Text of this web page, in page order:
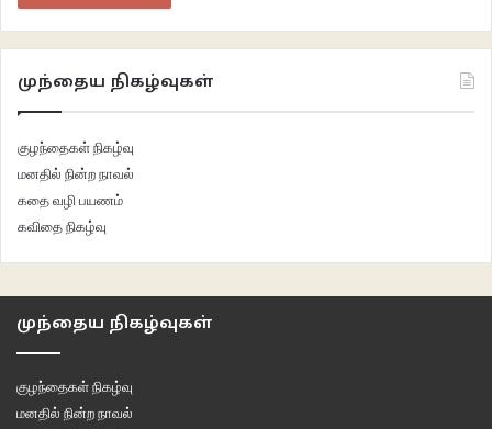
முந்தைய நிகழ்வுகள்
குழந்தைகள் நிகழ்வு
மனதில் நின்ற நாவல்
கதை வழி பயணம்
கவிதை நிகழ்வு
முந்தைய நிகழ்வுகள்
குழந்தைகள் நிகழ்வு
மனதில் நின்ற நாவல்